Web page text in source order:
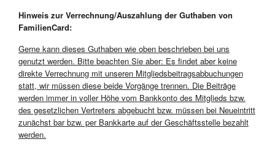
Hinweis zur Verrechnung/Auszahlung der Guthaben von
FamilienCard:
Gerne kann dieses Guthaben wie oben beschrieben bei uns
genutzt werden. Bitte beachten Sie aber: Es findet aber keine
direkte Verrechnung mit unseren Mitgliedsbeitragsabbuchungen
statt, wir müssen diese beide Vorgänge trennen. Die Beiträge
werden immer in voller Höhe vom Bankkonto des Mitglieds bzw.
des gesetzlichen Vertreters abgebucht bzw. müssen bei Neueintritt
zunächst bar bzw. per Bankkarte auf der Geschäftsstelle bezahlt
werden.